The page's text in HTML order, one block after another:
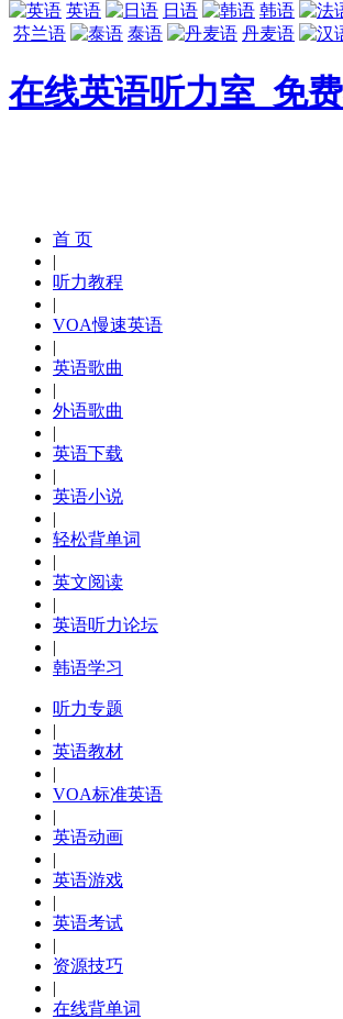
英语 日语 韩语
芬兰语
泰语 丹麦语
在线英语听力室_免
首 页
|
听力教程
|
VOA慢速英语
|
英语歌曲
|
外语歌曲
|
英语下载
|
英语小说
|
轻松背单词
|
英文阅读
|
英语听力论坛
|
韩语学习
听力专题
|
英语教材
|
VOA标准英语
|
英语动画
|
英语游戏
|
英语考试
|
资源技巧
|
在线背单词